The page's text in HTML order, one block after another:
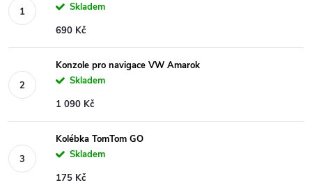
Skladem
690 Kč
Konzole pro navigace VW Amarok
Skladem
1 090 Kč
Kolébka TomTom GO
Skladem
175 Kč